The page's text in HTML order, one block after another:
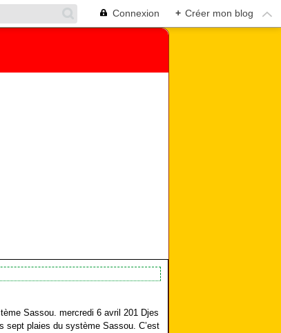
Connexion + Créer mon blog
Sassou. mercredi 6 avril 201 Djes
sept plaies du système Sassou. C’est